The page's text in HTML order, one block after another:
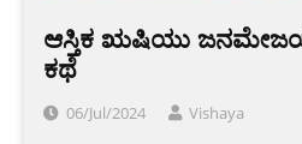
ಆಸ್ತಿಕ ಋಷಿಯು
ಕಥೆ
06/Jul/2024 Vishaya